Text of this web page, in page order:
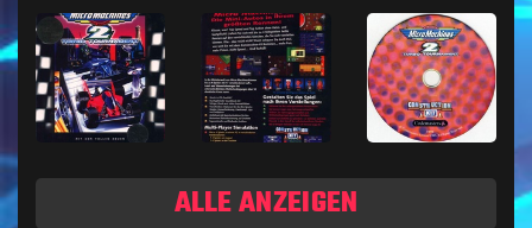
ALLE ANZEIGEN